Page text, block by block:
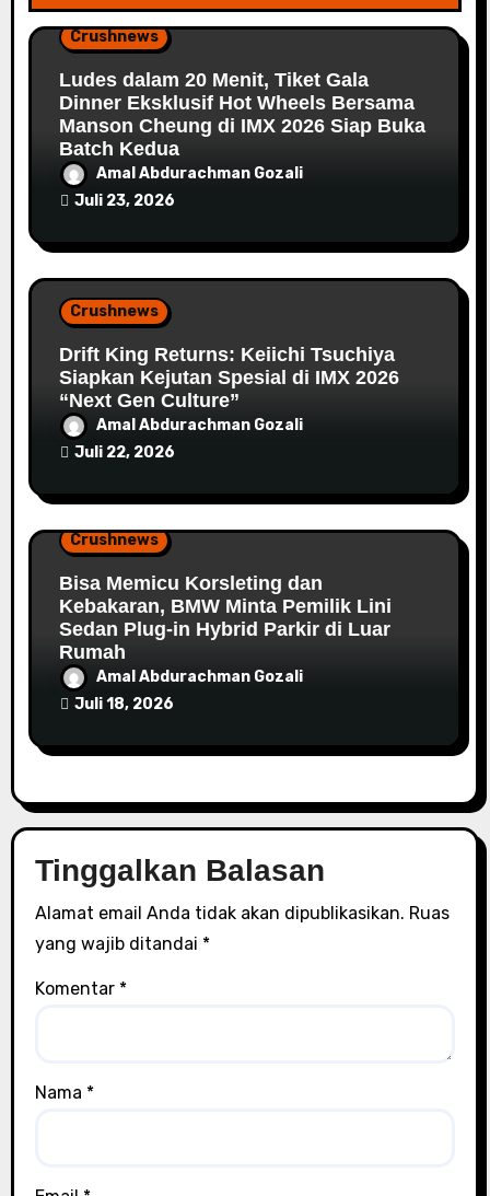
Crushnews
Ludes dalam 20 Menit, Tiket Gala
Dinner Eksklusif Hot Wheels Bersama
Manson Cheung di IMX 2026 Siap Buka
Batch Kedua
Amal Abdurachman Gozali
Juli 23, 2026
Crushnews
Drift King Returns: Keiichi Tsuchiya
Siapkan Kejutan Spesial di IMX 2026
“Next Gen Culture”
Amal Abdurachman Gozali
Juli 22, 2026
Crushnews
Bisa Memicu Korsleting dan
Kebakaran, BMW Minta Pemilik Lini
Sedan Plug-in Hybrid Parkir di Luar
Rumah
Amal Abdurachman Gozali
Juli 18, 2026
Tinggalkan Balasan
Alamat email Anda tidak akan dipublikasikan. Ruas
yang wajib ditandai *
Komentar *
Nama *